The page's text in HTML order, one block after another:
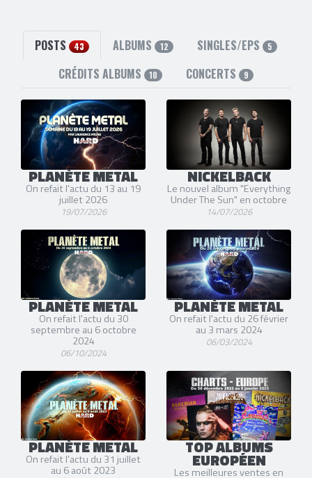
POSTS 43 ALBUMS 12 SINGLES/EPS 5
CRÉDITS ALBUMS 10 CONCERTS 9
PLANÈTE METAL
On refait l'actu du 13 au 19
juillet 2026
19/07/2026
NICKELBACK
Le nouvel album "Everything
Under The Sun" en octobre
14/07/2026
PLANÈTE METAL
On refait l'actu du 30
septembre au 6 octobre
2024
06/10/2024
PLANÈTE METAL
On refait l'actu du 26 février
au 3 mars 2024
06/03/2024
PLANÈTE METAL
On refait l'actu du 31 juillet
au 6 août 2023
TOP ALBUMS
EUROPÉEN
Les meilleures ventes en